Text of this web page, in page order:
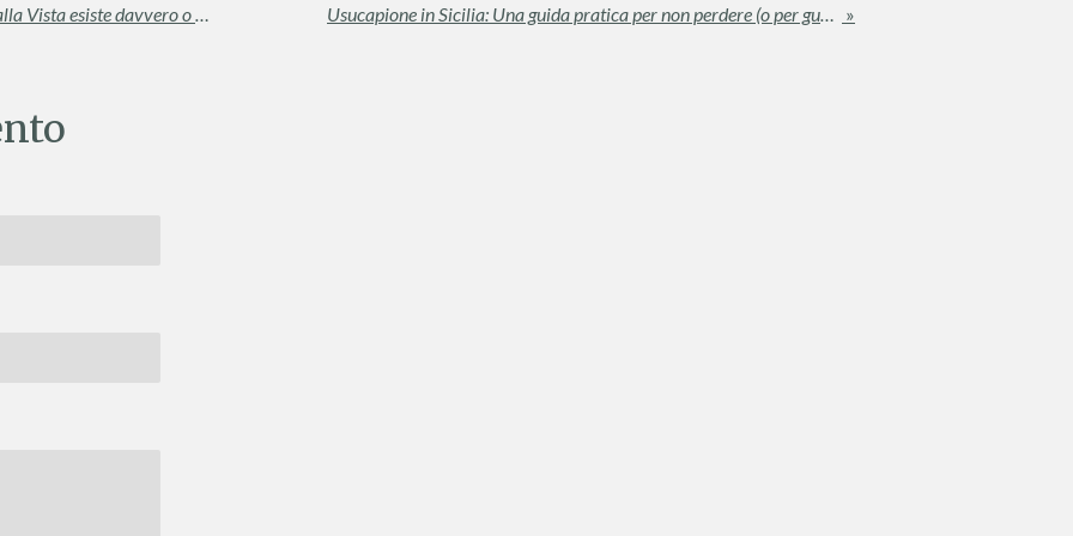
"Mi hanno tolto il panorama": Il Diritto alla Vista esiste davvero o è solo un mito? Usucapione in Sicilia: Una guida pratica per non perdere (o per guadagnare) una proprietà »